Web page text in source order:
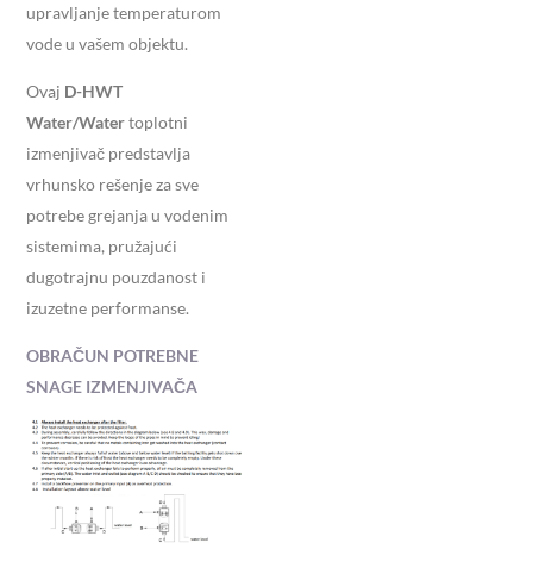
upravljanje temperaturom
vode u vašem objektu.
Ovaj D-HWT
Water/Watertoplotni
izmenjivač predstavlja
vrhunsko rešenje za sve
potrebe grejanja u vodenim
sistemima, pružajući
dugotrajnu pouzdanost i
izuzetne performanse.
OBRAČUN POTREBNE
SNAGE IZMENJIVAČA